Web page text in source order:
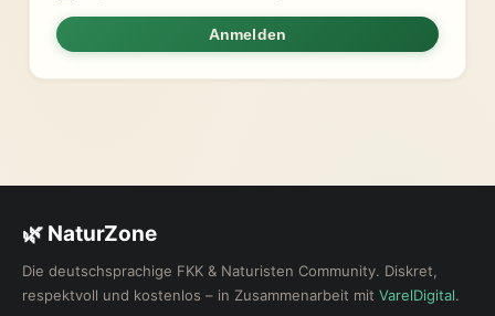
Anmelden
🌿 NaturZone
Die deutschsprachige FKK & Naturisten Community. Diskret,
respektvoll und kostenlos – in Zusammenarbeit mit VarelDigital.